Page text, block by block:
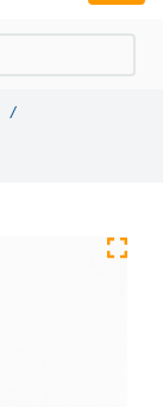
/